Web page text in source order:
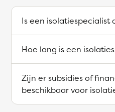
Is een isolatiespecialist
Hoe lang is een
Zijn er subsidies of
beschikbaar voor